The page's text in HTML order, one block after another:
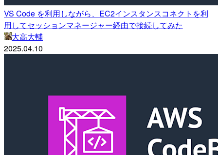
VS Code を利用しながら、EC2インスタンスコネクトを利
用してセッションマネージャー経由で接続してみた
大高大輔
2025.04.10